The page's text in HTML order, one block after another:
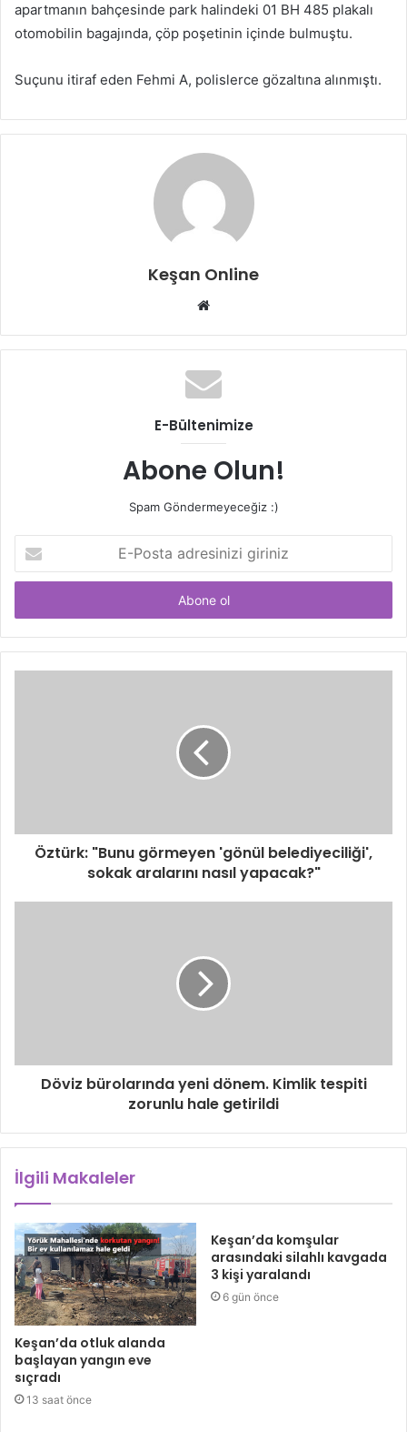
apartmanın bahçesinde park halindeki 01 BH 485 plakalı
otomobilin bagajında, çöp poşetinin içinde bulmuştu.
Suçunu itiraf eden Fehmi A, polislerce gözaltına alınmıştı.
Keşan Online
Web
E-Bültenimize
Abone Olun!
Spam Göndermeyeceğiz :)
Posta
adresinizi
Öztürk: "Bunu görmeyen 'gönül belediyeciliği',
sokak aralarını nasıl yapacak?"
Döviz bürolarında yeni dönem. Kimlik tespiti
zorunlu hale getirildi
İlgili Makaleler
Keşan’da otluk alanda
başlayan yangın eve
sıçradı
13 saat önce
Keşan’da komşular
arasındaki silahlı kavgada
3 kişi yaralandı
6 gün önce